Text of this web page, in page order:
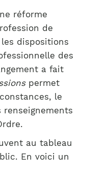
réforme
de
dispositions
des
a fait
permet
le
au tableau
En voici un